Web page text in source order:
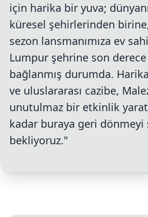
için harika bir yuva;
küresel şehirlerinden
sezon lansmanımıza ev
Lumpur şehrine son
bağlanmış durumda.
ve uluslararası cazibe,
unutulmaz bir etkinlik
kadar buraya geri dönmeyi
bekliyoruz."